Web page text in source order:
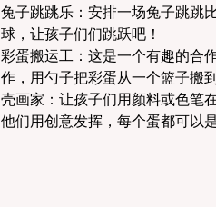
兔子跳跳乐：安排一场兔子跳跳
球，让孩子们们跳跃吧！
彩蛋搬运工：这是一个有趣的合
作，用勺子把彩蛋从一个篮子搬
壳画家：让孩子们用颜料或色笔
他们用创意发挥，每个蛋都可以